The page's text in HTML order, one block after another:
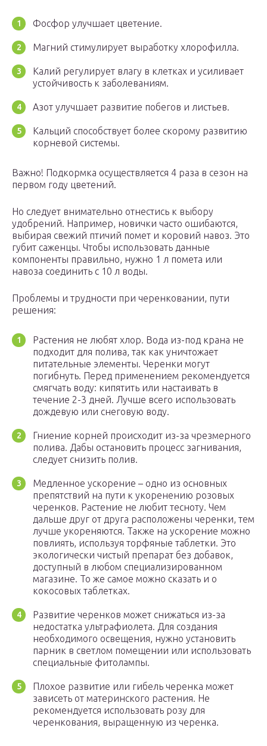
Фосфор улучшает цветение.
Магний стимулирует выработку хлорофилла.
Калий регулирует влагу в клетках и усиливает
устойчивость к заболеваниям.
Азот улучшает развитие побегов и листьев.
Кальций способствует более скорому развитию
корневой системы.
Важно! Подкормка осуществляется 4 раза в сезон на
первом году цветений.
Но следует внимательно отнестись к выбору
удобрений. Например, новички часто ошибаются,
выбирая свежий птичий помет и коровий навоз. Это
губит саженцы. Чтобы использовать данные
компоненты правильно, нужно 1 л помета или
навоза соединить с 10 л воды.
Проблемы и трудности при черенковании, пути
решения:
Растения не любят хлор. Вода из-под крана не
подходит для полива, так как уничтожает
питательные элементы. Черенки могут
погибнуть. Перед применением рекомендуется
смягчать воду: кипятить или настаивать в
течение 2-3 дней. Лучше всего использовать
дождевую или снеговую воду.
Гниение корней происходит из-за чрезмерного
полива. Дабы остановить процесс загнивания,
следует снизить полив.
Медленное ускорение – одно из основных
препятствий на пути к укоренению розовых
черенков. Растение не любит тесноту. Чем
дальше друг от друга расположены черенки, тем
лучше укореняются. Также на ускорение можно
повлиять, используя торфяные таблетки. Это
экологически чистый препарат без добавок,
доступный в любом специализированном
магазине. То же самое можно сказать и о
кокосовых таблетках.
Развитие черенков может снижаться из-за
недостатка ультрафиолета. Для создания
необходимого освещения, нужно установить
парник в светлом помещении или использовать
специальные фитолампы.
Плохое развитие или гибель черенка может
зависеть от материнского растения. Не
рекомендуется использовать розу для
черенкования, выращенную из черенка.